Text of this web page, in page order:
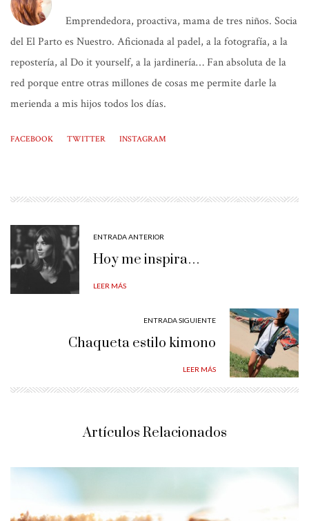
Emprendedora, proactiva, mama de tres niños. Socia
del El Parto es Nuestro. Aficionada al padel, a la fotografía, a la
repostería, al Do it yourself, a la jardinería… Fan absoluta de la
red porque entre otras millones de cosas me permite darle la
merienda a mis hijos todos los días.
FACEBOOK TWITTER INSTAGRAM
ENTRADA ANTERIOR
Hoy me inspira…
LEER MÁS
ENTRADA SIGUIENTE
Chaqueta estilo kimono
LEER MÁS
Artículos Relacionados